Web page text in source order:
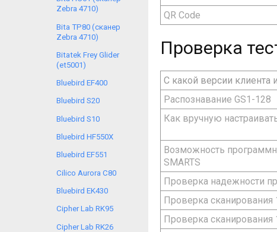
Zebra 4710)
Bita TP80 (сканер
Zebra 4710)
Bitatek Frey Glider
(et5001)
Bluebird EF400
Bluebird S20
Bluebird S10
Bluebird HF550X
Bluebird EF551
Cilico Aurora C80
Bluebird EK430
Cipher Lab RK95
Cipher Lab RK26
QR Code
Проверка
С какой версии клиента
Распознавание GS1-128
Как вручную
Возможность
SMARTS
Проверка надежности
Проверка сканирования
Проверка сканирования